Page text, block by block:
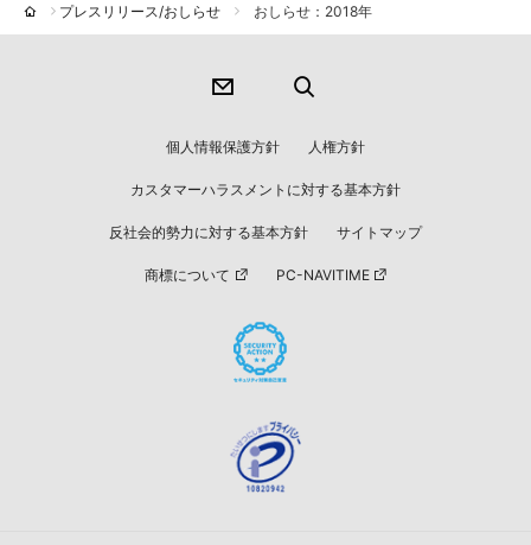
プレスリリース/おしらせ おしらせ：2018年
個人情報保護方針 人権方針
カスタマーハラスメントに対する基本方針
反社会的勢力に対する基本方針 サイトマップ
商標について PC-NAVITIME